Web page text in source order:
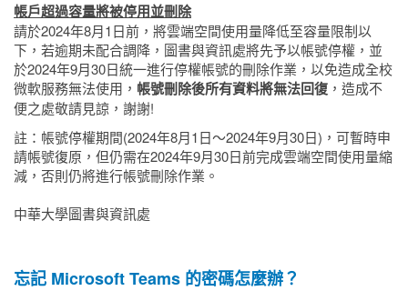
帳戶超過容量將被停用並刪除
請於2024年8月1日前，將雲端空間使用量降低至容量限制以
下，若逾期未配合調降，圖書與資訊處將先予以帳號停權，並
於2024年9月30日統一進行停權帳號的刪除作業，以免造成全校
微軟服務無法使用， 帳號刪除後所有資料將無法回復 ，造成不
便之處敬請見諒，謝謝!
註：帳號停權期間(2024年8月1日～2024年9月30日) ，可暫時申
請帳號復原，但仍需在2024年9月30日前完成雲端空間使用量縮
減，否則仍將進行帳號刪除作業。
中華大學圖書與資訊處
忘記 Microsoft Teams 的密碼怎麼辦？